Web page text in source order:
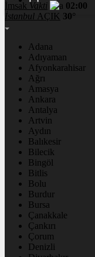
İmsak Vakti
02:00
İstanbul AÇIK 30°
Adana
Adıyaman
Afyonkarahisar
Ağrı
Amasya
Ankara
Antalya
Artvin
Aydın
Balıkesir
Bilecik
Bingöl
Bitlis
Bolu
Burdur
Bursa
Çanakkale
Çankırı
Çorum
Denizli